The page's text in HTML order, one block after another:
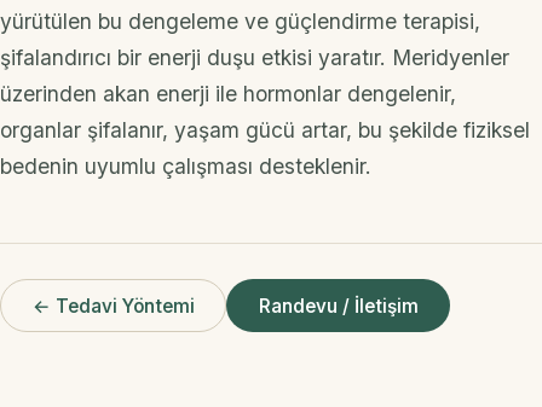
yürütülen bu dengeleme ve güçlendirme terapisi,
şifalandırıcı bir enerji duşu etkisi yaratır. Meridyenler
üzerinden akan enerji ile hormonlar dengelenir,
organlar şifalanır, yaşam gücü artar, bu şekilde fiziksel
bedenin uyumlu çalışması desteklenir.
← Tedavi Yöntemi Randevu / İletişim